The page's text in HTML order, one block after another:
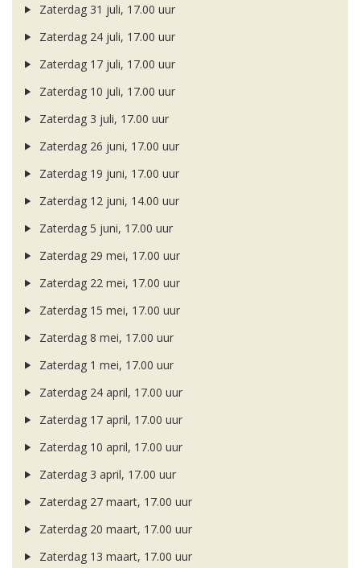
Zaterdag 31 juli, 17.00 uur
Zaterdag 24 juli, 17.00 uur
Zaterdag 17 juli, 17.00 uur
Zaterdag 10 juli, 17.00 uur
Zaterdag 3 juli, 17.00 uur
Zaterdag 26 juni, 17.00 uur
Zaterdag 19 juni, 17.00 uur
Zaterdag 12 juni, 14.00 uur
Zaterdag 5 juni, 17.00 uur
Zaterdag 29 mei, 17.00 uur
Zaterdag 22 mei, 17.00 uur
Zaterdag 15 mei, 17.00 uur
Zaterdag 8 mei, 17.00 uur
Zaterdag 1 mei, 17.00 uur
Zaterdag 24 april, 17.00 uur
Zaterdag 17 april, 17.00 uur
Zaterdag 10 april, 17.00 uur
Zaterdag 3 april, 17.00 uur
Zaterdag 27 maart, 17.00 uur
Zaterdag 20 maart, 17.00 uur
Zaterdag 13 maart, 17.00 uur